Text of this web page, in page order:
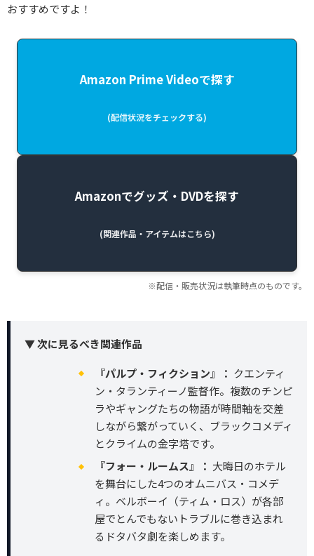
おすすめですよ！
Amazon Prime Videoで探す
(配信状況をチェックする)
Amazonでグッズ・DVDを探す
(関連作品・アイテムはこちら)
※配信・販売状況は執筆時点のものです。
▼ 次に見るべき関連作品
『パルプ・フィクション』： クエンティ
ン・タランティーノ監督作。複数のチンピ
ラやギャングたちの物語が時間軸を交差
しながら繋がっていく、ブラックコメディ
とクライムの金字塔です。
『フォー・ルームス』： 大晦日のホテル
を舞台にした4つのオムニバス・コメデ
ィ。ベルボーイ（ティム・ロス）が各部
屋でとんでもないトラブルに巻き込まれ
るドタバタ劇を楽しめます。